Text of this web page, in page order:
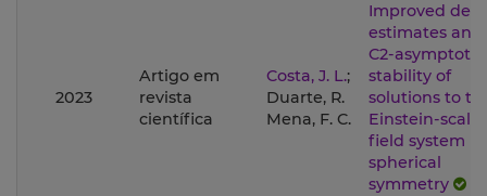
2023
Artigo em
revista
científica
Costa, J. L.;
Duarte, R.
Mena, F. C.
Improved
estimates and
C2-asymptotic
stability of
solutions to
Einstein-scalar
field system in
spherical
symmetry